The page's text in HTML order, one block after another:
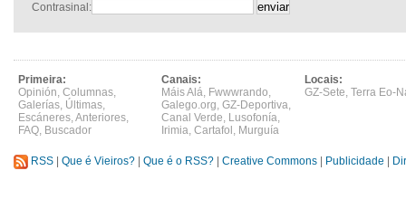
Contrasinal:
Primeira:
Opinión, Columnas,
Galerías, Últimas,
Escáneres,Anteriores,
FAQ, Buscador
Canais:
Máis Alá, Fwwwrando,
Galego.org, GZ-Deportiva,
Canal Verde, Lusofonía,
Irimia, Cartafol , Murguía
Locais:
GZ-Sete, Terra Eo-
RSS Que é Vieiros? Que é o RSS? Creative Commons Publicidade